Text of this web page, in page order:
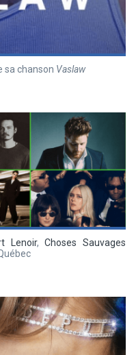
sa chanson Vaslaw
Lenoir,Choses Sauvages